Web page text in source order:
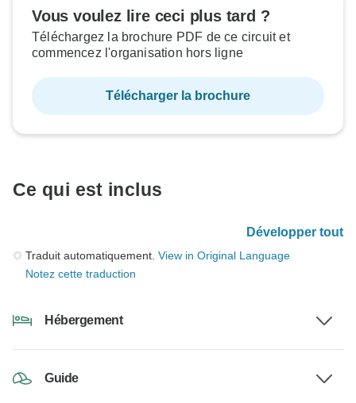
Vous voulez lire ceci plus tard ?
Téléchargez la brochure PDF de ce circuit et
commencez l'organisation hors ligne
Télécharger la brochure
Ce qui est inclus
Développer tout
Traduit automatiquement. View in Original Language
Notez cette traduction
Hébergement
Guide